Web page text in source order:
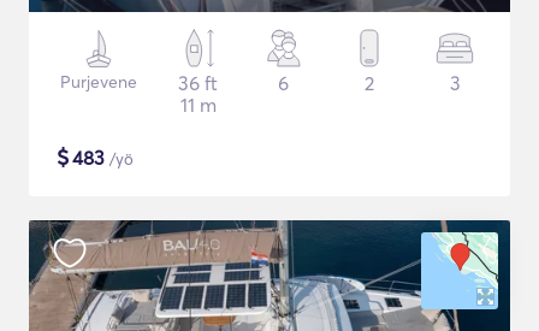
Purjevene
36 ft
11 m
6 2 3
$483 /yö